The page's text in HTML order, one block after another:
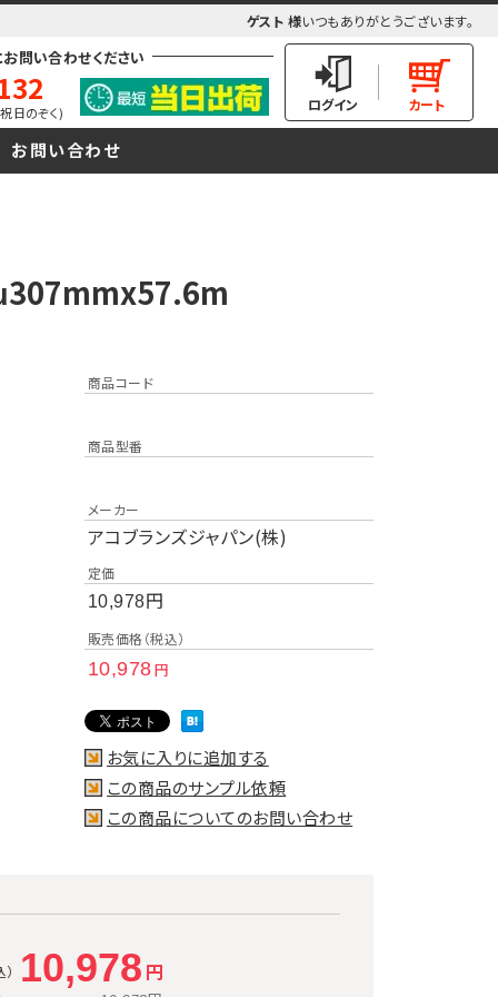
ゲスト 様いつもありがとうございます。
問い合わせください
日のぞく)
お問い合わせ
商品コード
商品型番
メーカー
アコブランズジャパン(株)
定価
10,978円
販売価格（税込）
10,978円
お気に入りに追加する
この商品のサンプル依頼
この商品についてのお問い合わせ
10,978 円